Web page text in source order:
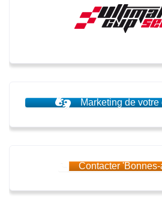
Marketing de votre
Contacter